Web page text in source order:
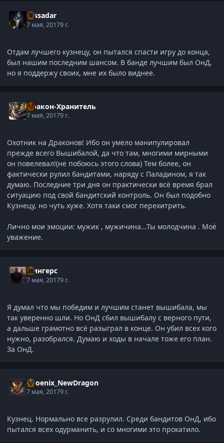
Tassadar
7 мая, 20179 г.
Отдам лучшего кузнецу, он пытался спасти игру до конца,
был нашим последним шансом. В банде лучшим был ОнД,
но я поддержу своих, мне их было виднее.
Дракон-Хранитель
7 мая, 20179 г.
Охотник на Драконов! Ибо он умело манипулировал
прежде всего Вышибалой, да что там, многими мирными
он повелевал!(не побоюсь этого слова) Тем более, он
фактически рулил бандитами, наряду с Паладином, я так
думаю. Последние три дня он практически всё время брал
ситуацию под свой бандитский контроль. Он был подобно
Кузнецу, но чуть хуже. Хотя таки смог перехитрить.
Лично мои эмоции: мужик , мужичина...Ты молодчина . Моё
уважение.
Фингерс
7 мая, 20179 г.
Я думал что мы победим и лучшим станет вышибала, мы
так уверенно шли. Но ОнД сбил вышибалу с верного пути,
а дальше грамотно всё разыграл в конце. Он убил всех кого
нужно, разобрался. Думаю и ходы в начале тоже его план.
За ОнД.
Phoenix_NewDragon
7 мая, 20179 г.
Кузнец. Нормально все разрулил. Среди бандитов ОнД, ибо
пытался всех одурманить, и со многими это прокатило.